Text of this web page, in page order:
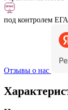
под контролем
Отзывы о нас